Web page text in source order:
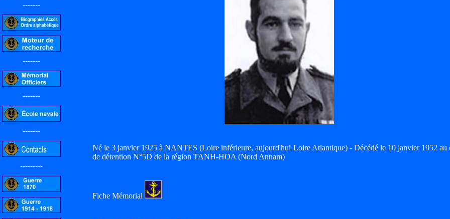
-------
-------
-------
-------
---------
Né le 3 janvier 1925 à NANTES (Loire inférieure, aujourd'hui Loire Atlantique) - Décédé le 10 janvier 1952 au
de détention N°5D de la région TANH-HOA (Nord Annam)
Fiche Mémorial